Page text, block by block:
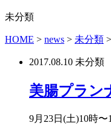
未分類
HOME > news > 未分類 >
2017.08.10 未分類
美腸プラン
9月23日(土)10時